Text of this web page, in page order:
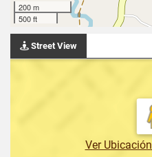
200 m
500 ft
Street View
Ver Ubicación